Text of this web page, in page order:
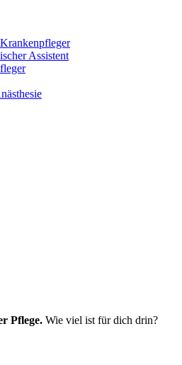
Assistent
Pflege. Wie viel ist für dich drin?